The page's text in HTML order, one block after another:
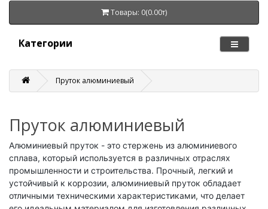
Товары: 0(0.00т)
Категории
Пруток алюминиевый
Пруток алюминиевый
Алюминиевый пруток - это стержень из алюминиевого
сплава, который используется в различных отраслях
промышленности и строительства. Прочный, легкий и
устойчивый к коррозии, алюминиевый пруток обладает
отличными техническими характеристиками, что делает